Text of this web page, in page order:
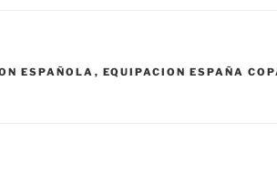
ESPAÑOLA , EQUIPACION ESPAÑA